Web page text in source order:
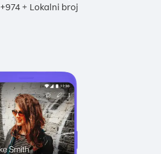
+974+ Lokalni broj